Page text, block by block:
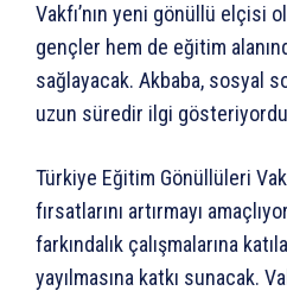
Vakfı’nın yeni gönüllü elçisi
gençler hem de eğitim
sağlayacak. Akbaba, sosyal
uzun süredir ilgi
Türkiye Eğitim Gönüllüleri
fırsatlarını artırmayı
farkındalık çalışmalarına
yayılmasına katkı sunacak.